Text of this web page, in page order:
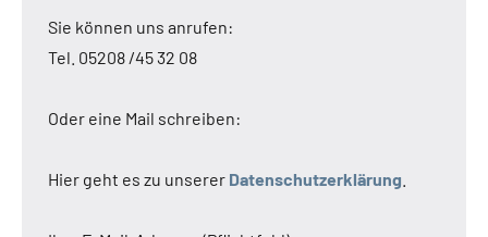
Sie können uns anrufen:
Tel. 05208 /45 32 08
Oder eine Mail schreiben:
Hier geht es zu unserer Datenschutzerklärung